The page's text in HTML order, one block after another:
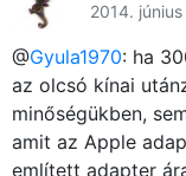
2014.
@Gyula1970: ha
az olcsó kínai
minőségükben,
amit az Apple
említett adapter